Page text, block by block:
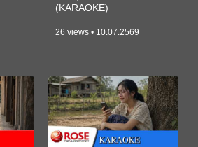
(KARAOKE)
26 views • 10.07.2569